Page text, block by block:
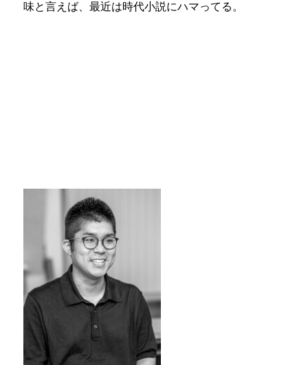
味と言えば、最近は時代小説にハマってる。